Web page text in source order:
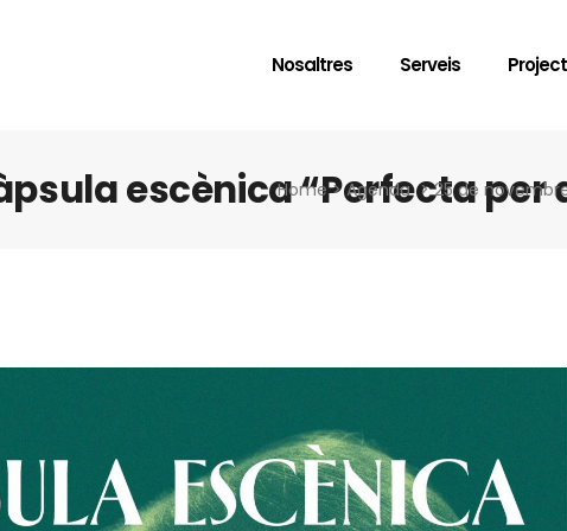
Nosaltres Serveis
escènica “Perfecta per
Home>Agenda >25 de